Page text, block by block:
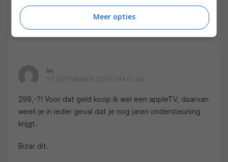
Dit moet niet kunnen, mooie belofte van Samsung.
IH
27 SEPTEMBER 2018 OM 01:40
299,-?! Voor dat geld koop ik wel een appleTV, daarvan
weet je in ieder geval dat je nog jaren ondersteuning
krijgt.
Bizar dit.
Meer opties